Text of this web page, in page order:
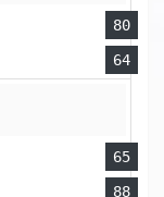
80
64
65
88